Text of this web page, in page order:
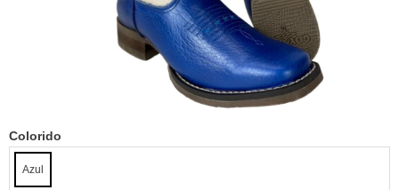
Colorido
Azul